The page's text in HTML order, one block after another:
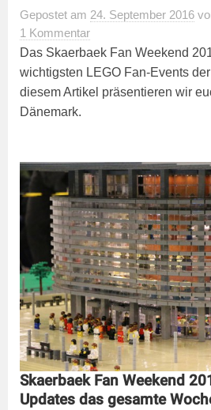
Gepostet am 24. September 2016
1 Kommentar
Das Skaerbaek Fan Weekend
wichtigsten LEGO Fan-Events
diesem Artikel präsentieren wir
Dänemark.
Skaerbaek Fan Weekend
Updates das gesamte